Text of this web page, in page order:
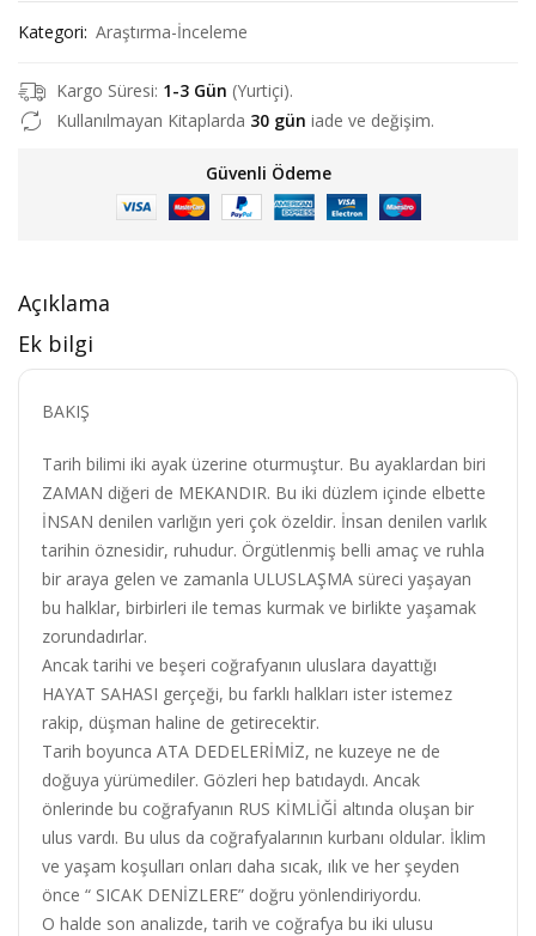
Kategori: Araştırma-İnceleme
Kargo Süresi: 1-3 Gün (Yurtiçi).
Kullanılmayan Kitaplarda 30 gün iade ve değişim.
Güvenli Ödeme
Açıklama
Ek bilgi
BAKIŞ
Tarih bilimi iki ayak üzerine oturmuştur. Bu ayaklardan biri
ZAMAN diğeri de MEKANDIR. Bu iki düzlem içinde elbette
İNSAN denilen varlığın yeri çok özeldir. İnsan denilen varlık
tarihin öznesidir, ruhudur. Örgütlenmiş belli amaç ve ruhla
bir araya gelen ve zamanla ULUSLAŞMA süreci yaşayan
bu halklar, birbirleri ile temas kurmak ve birlikte yaşamak
zorundadırlar.
Ancak tarihi ve beşeri coğrafyanın uluslara dayattığı
HAYAT SAHASI gerçeği, bu farklı halkları ister istemez
rakip, düşman haline de getirecektir.
Tarih boyunca ATA DEDELERİMİZ, ne kuzeye ne de
doğuya yürümediler. Gözleri hep batıdaydı. Ancak
önlerinde bu coğrafyanın RUS KİMLİĞİ altında oluşan bir
ulus vardı. Bu ulus da coğrafyalarının kurbanı oldular. İklim
ve yaşam koşulları onları daha sıcak, ılık ve her şeyden
önce “ SICAK DENİZLERE” doğru yönlendiriyordu.
O halde son analizde, tarih ve coğrafya bu iki ulusu